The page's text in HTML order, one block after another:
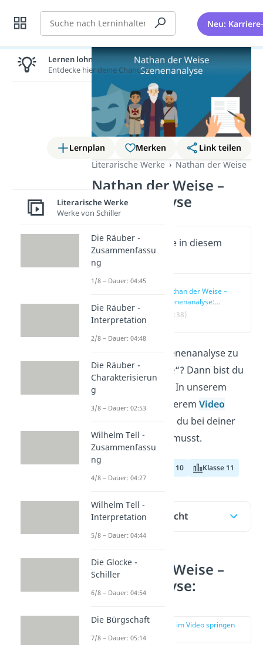
Suche Neu:
Lernplan Merken
Link teilen
Literarische Werke
Nathan der Weise
Nathan der Weise –
Szenenanalyse
Wichtige Inhalte in diesem
Video
Nathan der Weise –
Szenenanalyse:
Übersicht
(01:38)
Du suchst eine Szenenanalyse zu
„Nathan der Weise“? Dann bist du
hier genau richtig. In unserem
Beitrag und in unseremVideo
zeigen wir dir, was du bei deiner
Analyse beachten musst.
Klasse 10 Klasse 11
Inhaltsübersicht
Nathan der Weise –
Szenenanalyse:
Übersicht
zur Stelle im Video springen
(01:38)
Lernen lohnt sich!
Entdecke hier deine Chancen.
Literarische Werke
Werke von Schiller
Die Räuber -
Zusammenfassu
ng
1/8 – Dauer: 04:45
Die Räuber -
Interpretation
2/8 – Dauer: 04:48
Die Räuber -
Charakterisierun
g
3/8 – Dauer: 02:53
Wilhelm Tell -
Zusammenfassu
ng
4/8 – Dauer: 04:27
Wilhelm Tell -
Interpretation
5/8 – Dauer: 04:44
Die Glocke -
Schiller
6/8 – Dauer: 04:54
Die Bürgschaft
7/8 – Dauer: 05:14